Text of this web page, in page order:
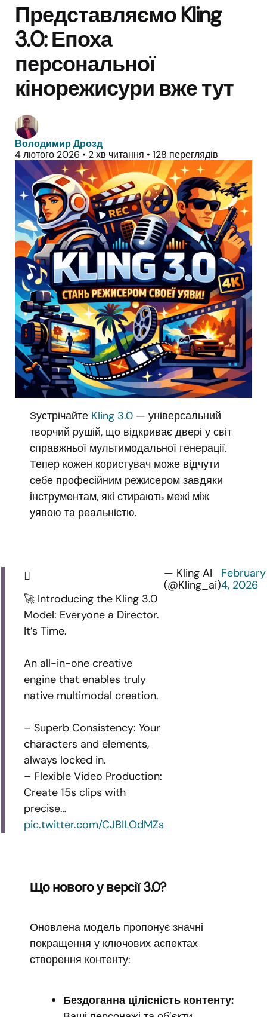
Представляємо Kling
3.0: Епоха
персональної
кінорежисури вже тут
Володимир Дрозд
4 лютого 2026 • 2 хв читання • 128 переглядів
Зустрічайте Kling 3.0 — універсальний
творчий рушій, що відкриває двері у світ
справжньої мультимодальної генерації.
Тепер кожен користувач може відчути
себе професійним режисером завдяки
інструментам, які стирають межі між
уявою та реальністю.
🚀 Introducing the Kling 3.0
Model: Everyone a Director.
It’s Time.
An all-in-one creative
engine that enables truly
native multimodal creation.
– Superb Consistency: Your
characters and elements,
always locked in.
– Flexible Video Production:
Create 15s clips with
precise…
pic.twitter.com/CJBILOdMZs
— Kling AI
(@Kling_ai)
February
4, 2026
Що нового у версії 3.0?
Оновлена модель пропонує значні
покращення у ключових аспектах
створення контенту:
Бездоганна цілісність контенту: